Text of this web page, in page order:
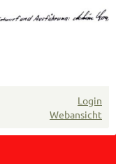
Login
Webansicht